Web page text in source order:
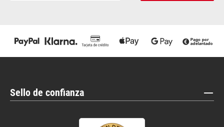
Sello de confianza